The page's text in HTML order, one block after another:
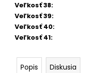
Veľkosť 38:
Veľkosť 39:
Veľkosť 40:
Veľkosť 41:
Popis Diskusia